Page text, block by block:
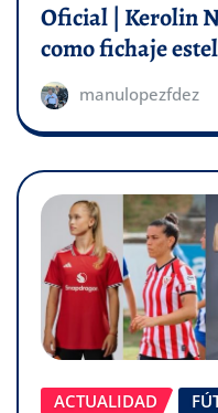
Oficial | Kerolin
como fichaje
manulopezfdez
ACTUALIDAD